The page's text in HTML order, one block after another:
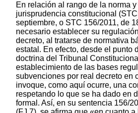
En relación al rango de la norma
jurisprudencia constitucional
septiembre, o STC 156/2011, de
necesario establecer su
decreto, al tratarse de normativa
estatal. En efecto, desde el punto
doctrina del Tribunal
establecimiento de las bases
subvenciones por real decreto en
invoque, como aquí ocurre, una
respetando lo que se ha dado en
formal. Así, en su sentencia 156/